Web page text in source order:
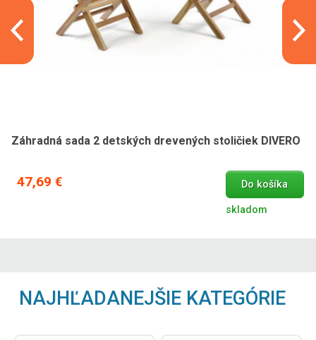
Záhradná sada 2 detských drevených stoličiek DIVERO
47,69 € Do košíka
skladom
NAJHĽADANEJŠIE KATEGÓRIE